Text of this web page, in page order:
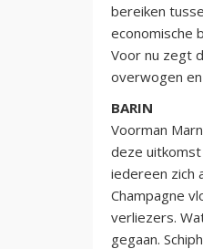
bereiken
economische
Voor nu zegt
overwogen
BARIN
Voorman
deze
iedereen zich
Champagne
verliezers.
gegaan.